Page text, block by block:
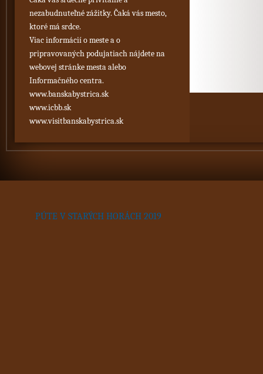
nezabudnuteľné zážitky. Čaká vás mesto,
ktoré má srdce.
Viac informácií o meste a o
pripravovaných podujatiach nájdete na
webovej stránke mesta alebo
Informačného centra.
www.banskabystrica.sk
www.icbb.sk
www.visitbanskabystrica.sk
PÚTE V STARÝCH HORÁCH 2019